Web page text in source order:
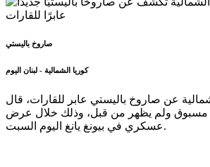
صاروخ باليستي
كوريا الشمالية - لبنان اليوم
عن صاروخ باليستي عابر للقارات، قال
مسبوق ولم يظهر من قبل، وذلك خلال عرض
عسكري في بيونغ يانغ اليوم السبت.